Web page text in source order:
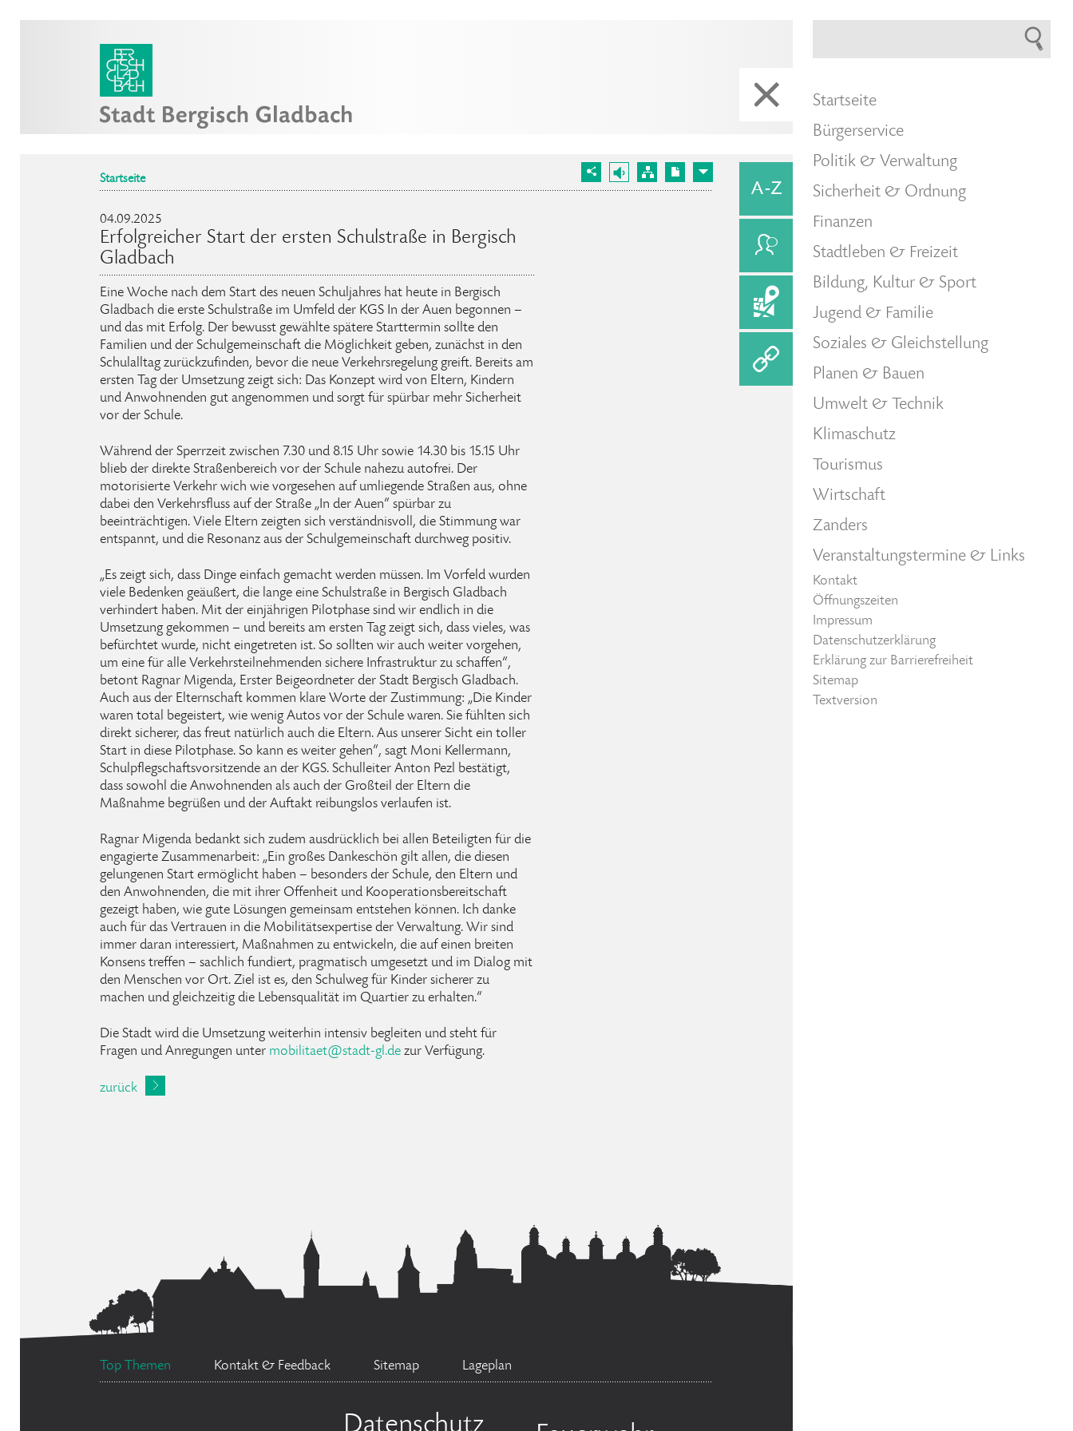
Startseite
04.09.2025
Erfolgreicher Start der ersten Schulstraße in Bergisch
Gladbach
Eine Woche nach dem Start des neuen Schuljahres hat heute in Bergisch
Gladbach die erste Schulstraße im Umfeld der KGS In der Auen begonnen –
und das mit Erfolg. Der bewusst gewählte spätere Starttermin sollte den
Familien und der Schulgemeinschaft die Möglichkeit geben, zunächst in den
Schulalltag zurückzufinden, bevor die neue Verkehrsregelung greift. Bereits am
ersten Tag der Umsetzung zeigt sich: Das Konzept wird von Eltern, Kindern
und Anwohnenden gut angenommen und sorgt für spürbar mehr Sicherheit
vor der Schule.
Während der Sperrzeit zwischen 7.30 und 8.15 Uhr sowie 14.30 bis 15.15 Uhr
blieb der direkte Straßenbereich vor der Schule nahezu autofrei. Der
motorisierte Verkehr wich wie vorgesehen auf umliegende Straßen aus, ohne
dabei den Verkehrsfluss auf der Straße „In der Auen“ spürbar zu
beeinträchtigen. Viele Eltern zeigten sich verständnisvoll, die Stimmung war
entspannt, und die Resonanz aus der Schulgemeinschaft durchweg positiv.
„Es zeigt sich, dass Dinge einfach gemacht werden müssen. Im Vorfeld wurden
viele Bedenken geäußert, die lange eine Schulstraße in Bergisch Gladbach
verhindert haben. Mit der einjährigen Pilotphase sind wir endlich in die
Umsetzung gekommen – und bereits am ersten Tag zeigt sich, dass vieles, was
befürchtet wurde, nicht eingetreten ist. So sollten wir auch weiter vorgehen,
um eine für alle Verkehrsteilnehmenden sichere Infrastruktur zu schaffen“,
betont Ragnar Migenda, Erster Beigeordneter der Stadt Bergisch Gladbach.
Auch aus der Elternschaft kommen klare Worte der Zustimmung: „Die Kinder
waren total begeistert, wie wenig Autos vor der Schule waren. Sie fühlten sich
direkt sicherer, das freut natürlich auch die Eltern. Aus unserer Sicht ein toller
Start in diese Pilotphase. So kann es weiter gehen“, sagt Moni Kellermann,
Schulpflegschaftsvorsitzende an der KGS. Schulleiter Anton Pezl bestätigt,
dass sowohl die Anwohnenden als auch der Großteil der Eltern die
Maßnahme begrüßen und der Auftakt reibungslos verlaufen ist.
Ragnar Migenda bedankt sich zudem ausdrücklich bei allen Beteiligten für die
engagierte Zusammenarbeit: „Ein großes Dankeschön gilt allen, die diesen
gelungenen Start ermöglicht haben – besonders der Schule, den Eltern und
den Anwohnenden, die mit ihrer Offenheit und Kooperationsbereitschaft
gezeigt haben, wie gute Lösungen gemeinsam entstehen können. Ich danke
auch für das Vertrauen in die Mobilitätsexpertise der Verwaltung. Wir sind
immer daran interessiert, Maßnahmen zu entwickeln, die auf einen breiten
Konsens treffen – sachlich fundiert, pragmatisch umgesetzt und im Dialog mit
den Menschen vor Ort. Ziel ist es, den Schulweg für Kinder sicherer zu
machen und gleichzeitig die Lebensqualität im Quartier zu erhalten.“
Die Stadt wird die Umsetzung weiterhin intensiv begleiten und steht für
Fragen und Anregungen unter mobilitaet@stadt-gl.de zur Verfügung.
zurück
Top Themen Kontakt & Feedback Sitemap Lageplan
Startseite
Bürgerservice
Politik & Verwaltung
Sicherheit & Ordnung
Finanzen
Stadtleben & Freizeit
Bildung, Kultur & Sport
Jugend & Familie
Soziales & Gleichstellung
Planen & Bauen
Umwelt & Technik
Klimaschutz
Tourismus
Wirtschaft
Zanders
Veranstaltungstermine & Links
Kontakt
Öffnungszeiten
Impressum
Datenschutzerklärung
Erklärung zur Barrierefreiheit
Sitemap
Textversion